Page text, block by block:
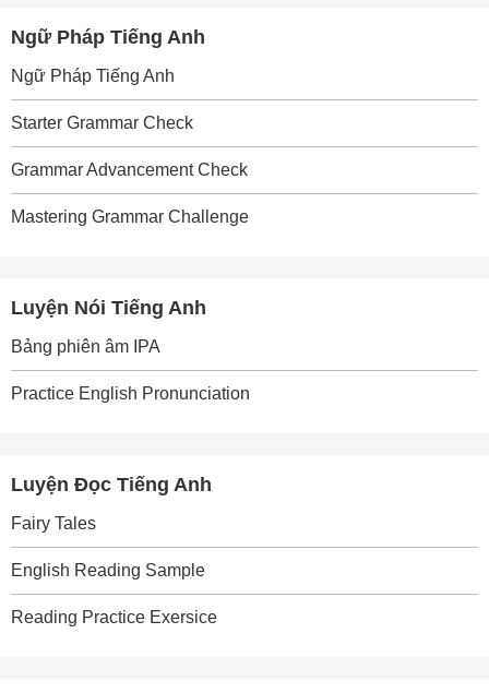
Ngữ Pháp Tiếng Anh
Ngữ Pháp Tiếng Anh
Starter Grammar Check
Grammar Advancement Check
Mastering Grammar Challenge
Luyện Nói Tiếng Anh
Bảng phiên âm IPA
Practice English Pronunciation
Luyện Đọc Tiếng Anh
Fairy Tales
English Reading Sample
Reading Practice Exersice